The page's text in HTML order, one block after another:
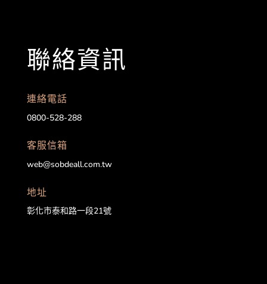
聯絡資訊
連絡電話
0800-528-288
客服信箱
web@sobdeall.com.tw
地址
彰化市泰和路一段21號